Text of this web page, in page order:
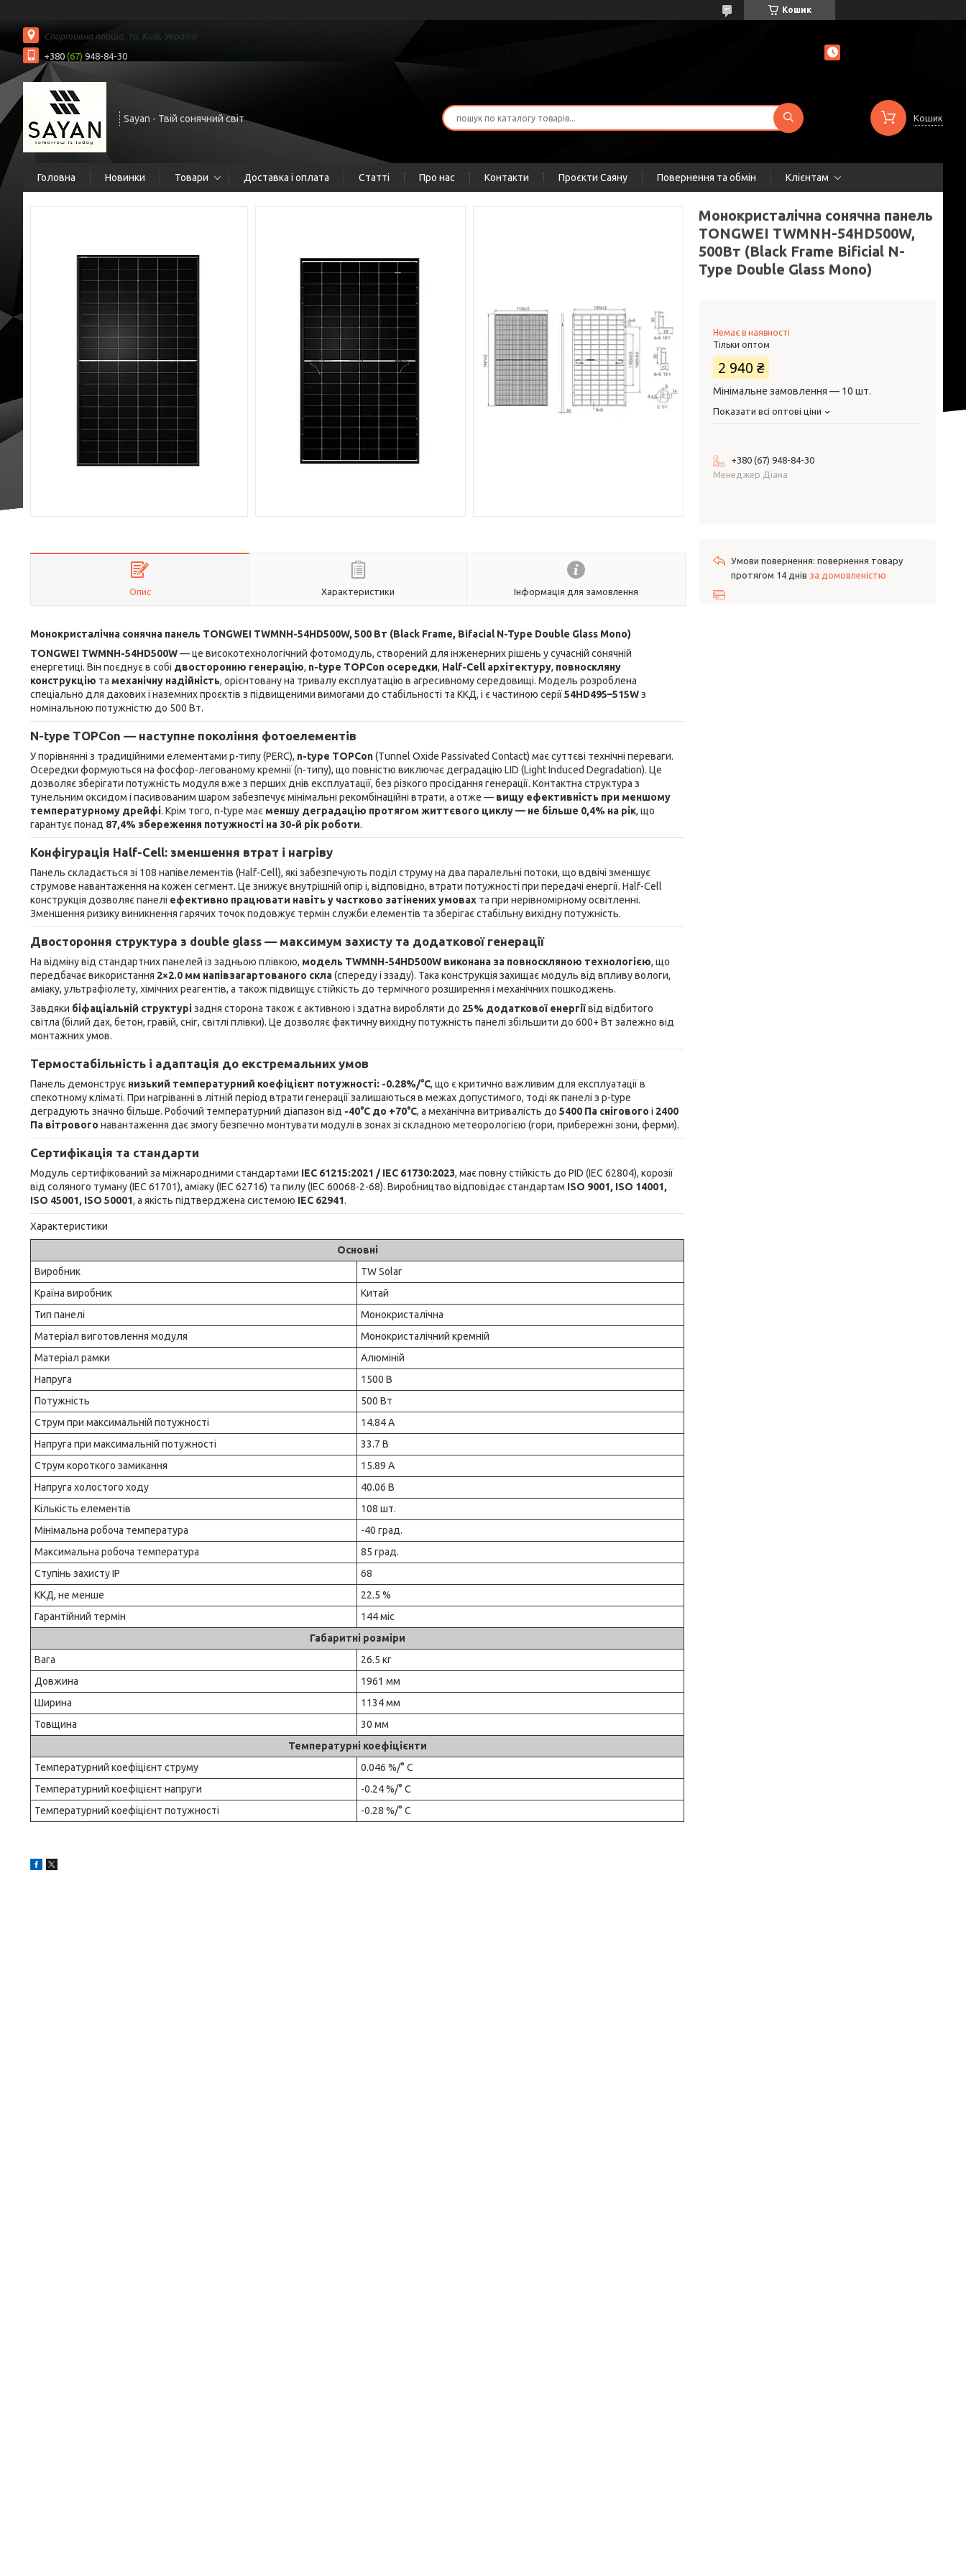
Кошик
Спортивна площа, 1а, Київ, Україна
+380 (67) 948-84-30
Sayan - Твій сонячний світ Кошик
Головна Новинки Товари Доставка і оплата Статті Про нас Контакти Проєкти Саяну Повернення та обмін Клієнтам
Опис Характеристики Інформація для замовлення
Монокристалічна сонячна панель TONGWEI TWMNH-54HD500W, 500 Вт (Black Frame, Bifacial N-Type Double Glass Mono)
TONGWEI TWMNH-54HD500W— це високотехнологічний фотомодуль, створений для інженерних рішень у сучасній сонячній
енергетиці. Він поєднує в собі двосторонню генерацію, n-type TOPCon осередки, Half-Cell архітектуру, повноскляну
конструкцію та механічну надійність, орієнтовану на тривалу експлуатацію в агресивному середовищі. Модель розроблена
спеціально для дахових і наземних проєктів з підвищеними вимогами до стабільності та ККД, і є частиною серії54HD495–515Wз
номінальною потужністю до 500 Вт.
N-type TOPCon — наступне покоління фотоелементів
У порівнянні з традиційними елементами p-типу (PERC), n-type TOPCon(Tunnel Oxide Passivated Contact) має суттєві технічні переваги.
Осередки формуються на фосфор-легованому кремнії (n-типу), що повністю виключає деградацію LID (Light Induced Degradation). Це
дозволяє зберігати потужність модуля вже з перших днів експлуатації, без різкого просідання генерації. Контактна структура з
тунельним оксидом і пасивованим шаром забезпечує мінімальні рекомбінаційні втрати, а отже — вищу ефективність при меншому
температурному дрейфі. Крім того, n-type має меншу деградацію протягом життєвого циклу — не більше 0,4% на рік, що
гарантує понад 87,4% збереження потужності на 30-й рік роботи.
Конфігурація Half-Cell: зменшення втрат і нагріву
Панель складається зі 108 напівелементів (Half-Cell), які забезпечують поділ струму на два паралельні потоки, що вдвічі зменшує
струмове навантаження на кожен сегмент. Це знижує внутрішній опір і, відповідно, втрати потужності при передачі енергії. Half-Cell
конструкція дозволяє панелі ефективно працювати навіть у частково затінених умовах та при нерівномірному освітленні.
Зменшення ризику виникнення гарячих точок подовжує термін служби елементів та зберігає стабільну вихідну потужність.
Двостороння структура з double glass — максимум захисту та додаткової генерації
На відміну від стандартних панелей із задньою плівкою, модель TWMNH-54HD500W виконана за повноскляною технологією, що
передбачає використання 2×2.0 мм напівзагартованого скла(спереду і ззаду). Така конструкція захищає модуль від впливу вологи,
аміаку, ультрафіолету, хімічних реагентів, а також підвищує стійкість до термічного розширення і механічних пошкоджень.
Завдяки біфаціальній структурізадня сторона також є активною і здатна виробляти до 25% додаткової енергіївід відбитого
світла (білий дах, бетон, гравій, сніг, світлі плівки). Це дозволяє фактичну вихідну потужність панелі збільшити до 600+ Вт залежно від
монтажних умов.
Термостабільність і адаптація до екстремальних умов
Панель демонструє низький температурний коефіцієнт потужності: -0.28%/°C, що є критично важливим для експлуатації в
спекотному кліматі. При нагріванні в літній період втрати генерації залишаються в межах допустимого, тоді як панелі з p-type
деградують значно більше. Робочий температурний діапазон від -40°C до +70°C, а механічна витривалість до 5400 Па снігового і 2400
Па вітрового навантаження дає змогу безпечно монтувати модулі в зонах зі складною метеорологією (гори, прибережні зони, ферми).
Сертифікація та стандарти
Модуль сертифікований за міжнародними стандартами IEC 61215:2021 / IEC 61730:2023, має повну стійкість до PID (IEC 62804), корозії
від соляного туману (IEC 61701), аміаку (IEC 62716) та пилу (IEC 60068-2-68). Виробництво відповідає стандартам ISO 9001, ISO 14001,
ISO 45001, ISO 50001, а якість підтверджена системою IEC 62941.
Характеристики
Основні
Виробник
TW Solar
Країна виробник
Китай
Тип панелі
Монокристалічна
Матеріал виготовлення модуля
Монокристалічний кремній
Матеріал рамки
Алюміній
Напруга
1500 В
Потужність
500 Вт
Струм при максимальній потужності
14.84 А
Напруга при максимальній потужності
33.7 В
Струм короткого замикання
15.89 А
Напруга холостого ходу
40.06 В
Кількість елементів
108 шт.
Мінімальна робоча температура
-40 град.
Максимальна робоча температура
85 град.
Ступінь захисту IP
68
ККД, не менше
22.5 %
Гарантійний термін
144 міс
Габаритні розміри
Вага
26.5 кг
Довжина
1961 мм
Ширина
1134 мм
Товщина
30 мм
Температурні коефіцієнти
Температурний коефіцієнт струму
0.046 %/° С
Температурний коефіцієнт напруги
-0.24 %/° С
Температурний коефіцієнт потужності
-0.28 %/° С
Монокристалічна сонячна панель
TONGWEI TWMNH-54HD500W,
500Вт (Black Frame Bificial N-
Type Double Glass Mono)
Немає в наявності
Тільки оптом
2 940 ₴
Мінімальне замовлення — 10 шт.
Показати всі оптові ціни
+380 (67) 948-84-30
Менеджер Діана
повернення товару
протягом 14 днів за домовленістю